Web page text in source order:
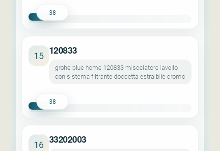
38
15 120833
grohe blue home 120833 miscelatore lavello
con sistema filtrante doccetta estraibile cromo
38
16 33202003